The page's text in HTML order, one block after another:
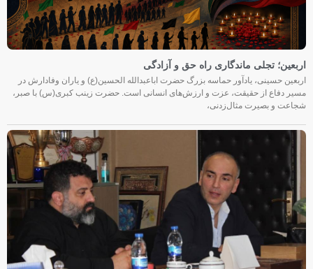
اربعین؛ تجلی ماندگاری راه حق و آزادگی
اربعین حسینی، یادآور حماسه بزرگ حضرت اباعبدالله الحسین(ع) و یاران وفادارش در
مسیر دفاع از حقیقت، عزت و ارزش‌های انسانی است. حضرت زینب کبری(س) با صبر،
شجاعت و بصیرت مثال‌زدنی،